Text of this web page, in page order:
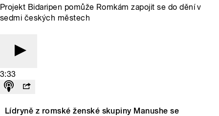
Projekt Bidaripen pomůže Romkám zapojit se do dění v
sedmi českých městech
3:33
Lídryně z romské ženské skupiny Manushe se